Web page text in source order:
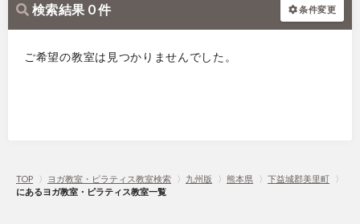
検索結果 0 件 条件変更
ご希望の教室は見つかりませんでした。
TOP 〉 ヨガ教室・ピラティス教室検索 〉 九州版 〉 熊本県 〉 下益城郡美里町
〉
にあるヨガ教室・ピラティス教室一覧